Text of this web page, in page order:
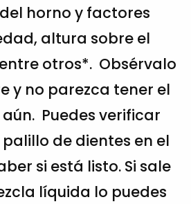
horno y factores
altura sobre el
otros*. Obsérvalo
y no parezca tener el
Puedes verificar
de dientes en el
si está listo. Si sale
líquida lo puedes